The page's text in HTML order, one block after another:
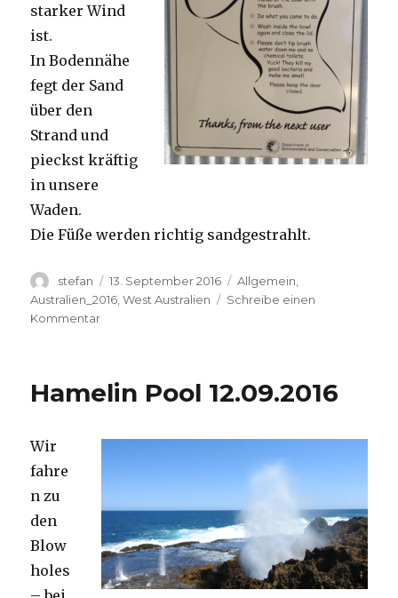
starker Wind
ist.
In Bodennähe
fegt der Sand
über den
Strand und
pieckst kräftig
in unsere
Waden.
Die Füße werden richtig sandgestrahlt.
Autor
stefan
Veröffentlicht
am
13. September 2016 Kategorien
Allgemein
Australien_2016 ,West Australien
Schreibe einen
Kommentarzu
Hamelin Pool 12.09.2016
Wir
fahre
n zu
den
Blow
holes